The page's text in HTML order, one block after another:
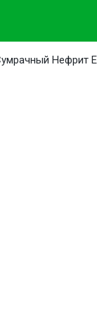
Нефрит